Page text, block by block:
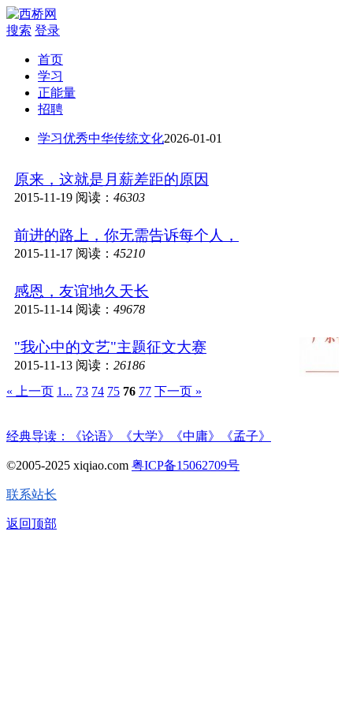
搜索 登录
首页
学习
正能量
招聘
学习优秀中华传统文化2026-01-01
原来，这就是月薪差距的原因
2015-11-19 阅读： 46303
前进的路上，你无需告诉每个人，
2015-11-17 阅读： 45210
感恩，友谊地久天长
2015-11-14 阅读： 49678
"我心中的文艺"主题征文大赛
2015-11-13 阅读： 26186
« 上一页 1... 73 74 75 76 77 下一页 »
经典导读：《论语》《大学》《中庸》《孟子》
©2005-2025 xiqiao.com 粤ICP备15062709号
联系站长
返回顶部